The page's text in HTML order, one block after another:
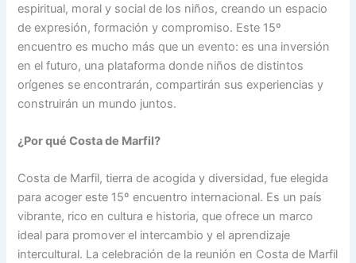
espiritual, moral y social de los niños, creando un espacio
de expresión, formación y compromiso. Este 15º
encuentro es mucho más que un evento: es una inversión
en el futuro, una plataforma donde niños de distintos
orígenes se encontrarán, compartirán sus experiencias y
construirán un mundo juntos.
¿Por qué Costa de Marfil?
Costa de Marfil, tierra de acogida y diversidad, fue elegida
para acoger este 15º encuentro internacional. Es un país
vibrante, rico en cultura e historia, que ofrece un marco
ideal para promover el intercambio y el aprendizaje
intercultural. La celebración de la reunión en Costa de Marfil